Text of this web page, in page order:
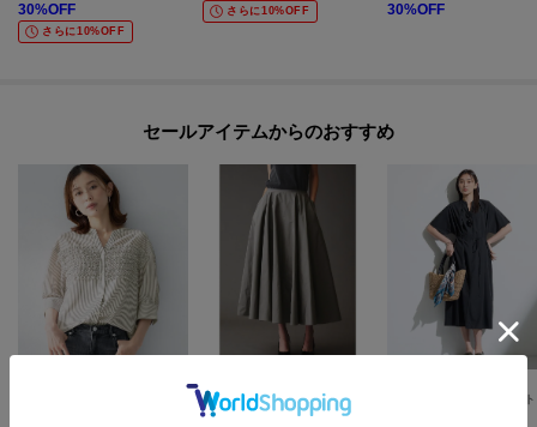
30%OFF
さらに10%OFF
さらに10%OFF
30%OFF
セールアイテムからのおすすめ
イタリアンライトタフタ フレアスカート
¥33,000